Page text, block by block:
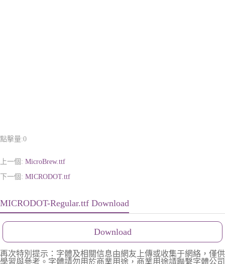
點擊量:0
上一個: MicroBrew.ttf
下一個: MICRODOT.ttf
MICRODOT-Regular.ttf Download
Download
再次特別提示：字體及相關信息由網友上傳或收集于網絡，僅供
學習與參考。字體請勿用於商業用途，商業用途請聯繫字體公司